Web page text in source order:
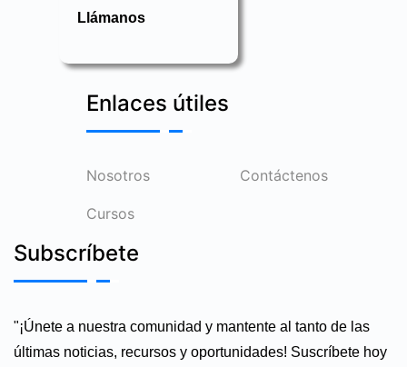
Llámanos
Enlaces útiles
Nosotros
Cursos
Contáctenos
Subscríbete
"¡Únete a nuestra comunidad y mantente al tanto de las
últimas noticias, recursos y oportunidades! Suscríbete hoy